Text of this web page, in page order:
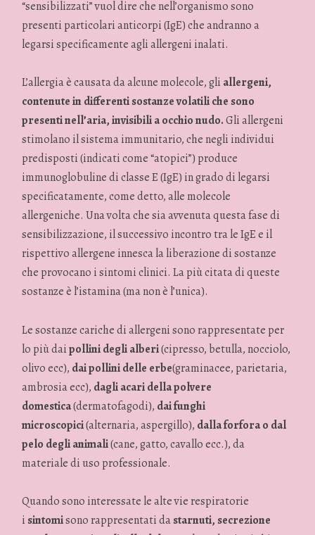
“sensibilizzati” vuol dire che nell’organismo sono
presenti particolari anticorpi (IgE) che andranno a
legarsi specificamente agli allergeni inalati.
L’allergia è causata da alcune molecole, gli allergeni,
contenute in differenti sostanze volatili che sono
presenti nell’aria, invisibili a occhio nudo.Gli allergeni
stimolano il sistema immunitario, che negli individui
predisposti (indicati come “atopici”) produce
immunoglobuline di classe E (IgE) in grado di legarsi
specificatamente, come detto, alle molecole
allergeniche. Una volta che sia avvenuta questa fase di
sensibilizzazione, il successivo incontro tra le IgE e il
rispettivo allergene innesca la liberazione di sostanze
che provocano i sintomi clinici. La più citata di queste
sostanze è l’istamina (ma non è l’unica).
Le sostanze cariche di allergeni sono rappresentate per
lo più daipollini degli alberi(cipresso, betulla, nocciolo,
olivo ecc), dai pollini delle erbe(graminacee, parietaria,
ambrosia ecc), dagli acari della polvere
domestica(dermatofagodi), dai funghi
microscopici(alternaria, aspergillo), dalla forfora o dal
pelo degli animali(cane, gatto, cavallo ecc.), da
materiale di uso professionale.
Quando sono interessate le alte vie respiratorie
i sintomisono rappresentati dastarnuti, secrezione